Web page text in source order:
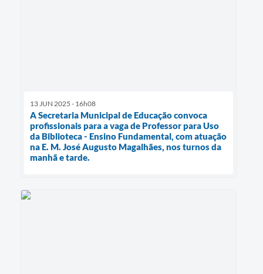
13 JUN 2025 - 16h08
A Secretaria Municipal de Educação convoca
profissionais para a vaga de Professor para Uso
da Biblioteca - Ensino Fundamental, com atuação
na E. M. José Augusto Magalhães, nos turnos da
manhã e tarde.